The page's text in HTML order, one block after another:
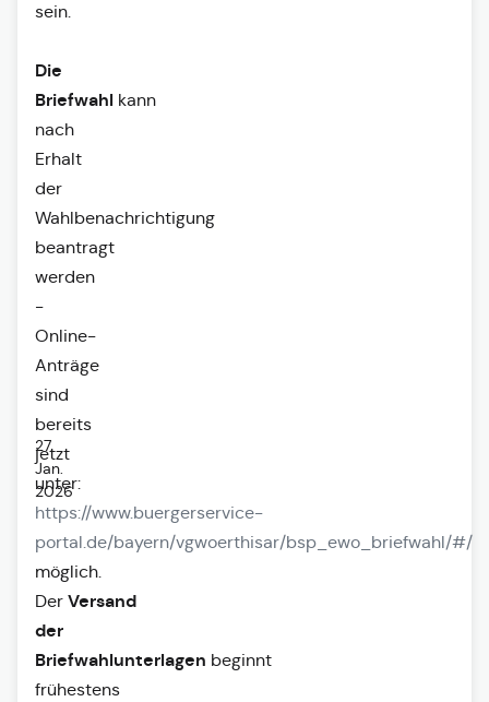
27.
Jan.
2026
sein.
Die
Briefwahl kann
nach
Erhalt
der
Wahlbenachrichtigung
beantragt
werden
-
Online-
Anträge
sind
bereits
jetzt
unter:
https://www.buergerservice-
portal.de/bayern/vgwoerthisar/bsp_ewo_briefwahl/#/
möglich.
Der Versand
der
Briefwahlunterlagen beginnt
frühestens